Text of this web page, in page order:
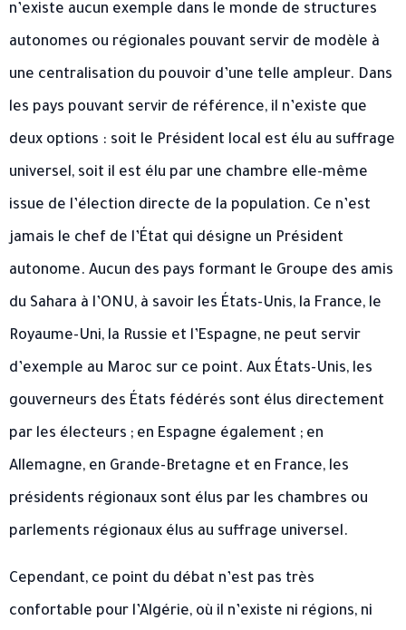
n’existe aucun exemple dans le monde de structures
autonomes ou régionales pouvant servir de modèle à
une centralisation du pouvoir d’une telle ampleur. Dans
les pays pouvant servir de référence, il n’existe que
deux options : soit le Président local est élu au suffrage
universel, soit il est élu par une chambre elle-même
issue de l’élection directe de la population. Ce n’est
jamais le chef de l’État qui désigne un Président
autonome. Aucun des pays formant le Groupe des amis
du Sahara à l’ONU, à savoir les États-Unis, la France, le
Royaume-Uni, la Russie et l’Espagne, ne peut servir
d’exemple au Maroc sur ce point. Aux États-Unis, les
gouverneurs des États fédérés sont élus directement
par les électeurs ; en Espagne également ; en
Allemagne, en Grande-Bretagne et en France, les
présidents régionaux sont élus par les chambres ou
parlements régionaux élus au suffrage universel.
Cependant, ce point du débat n’est pas très
confortable pour l’Algérie, où il n’existe ni régions, ni